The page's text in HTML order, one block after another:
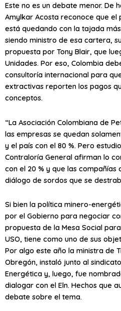
Este no es un debate menor. De
Amylkar Acosta reconoce que el
está quedando con la tajada
siendo ministro de esa cartera,
propuesta por Tony Blair, que
Unidades. Por eso, Colombia
consultoría internacional para
extractivas reporten los pagos
conceptos.
“La Asociación Colombiana de
las empresas se quedan
y el país con el 80 %. Pero
Contraloría General afirman lo
con el 20 % y que las compañías
diálogo de sordos que se
Si bien la política minero-
por el Gobierno para negociar
propuesta de la Mesa Social
USO, tiene como uno de sus
Por algo este año la ministra de
Obregón, instaló junto al
Energética y, luego, fue
dialogar con el Eln. Hechos que
debate sobre el tema.